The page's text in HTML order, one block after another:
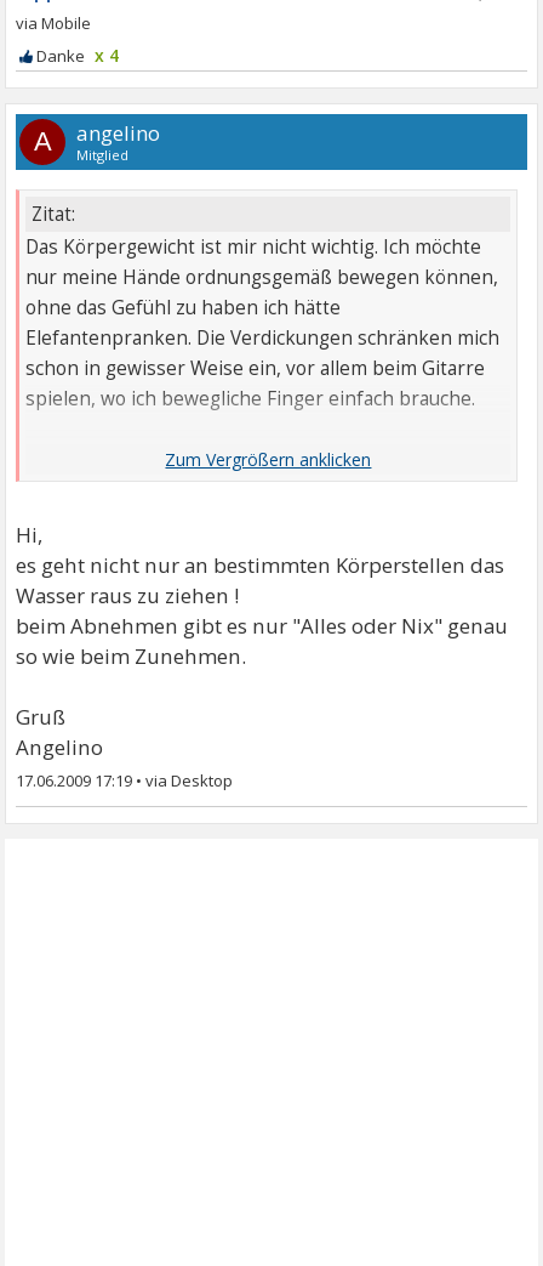
x 4
A angelino
Mitglied
Zitat:
Das Körpergewicht ist mir nicht wichtig. Ich möchte
nur meine Hände ordnungsgemäß bewegen können,
ohne das Gefühl zu haben ich hätte
Elefantenpranken. Die Verdickungen schränken mich
schon in gewisser Weise ein, vor allem beim Gitarre
spielen, wo ich bewegliche Finger einfach brauche.
Hi,
es geht nicht nur an bestimmten Körperstellen das
Wasser raus zu ziehen !
beim Abnehmen gibt es nur "Alles oder Nix" genau
so wie beim Zunehmen.
Gruß
Angelino
17.06.2009 17:19 •